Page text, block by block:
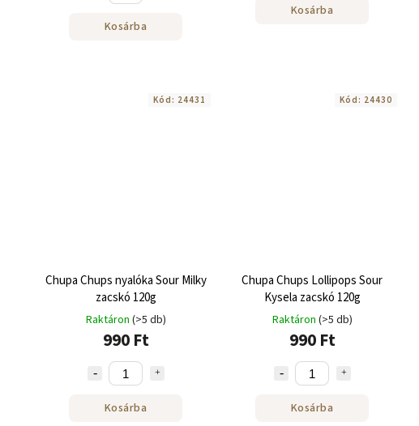
Kosárba
Kosárba
Chupa Chups nyalóka Sour Milky
zacskó 120g
Raktáron (>5 db)
990 Ft
Kosárba
Kód: 24431
Chupa Chups Lollipops Sour
Kysela zacskó 120g
Raktáron (>5 db)
990 Ft
Kosárba
Kód: 24430